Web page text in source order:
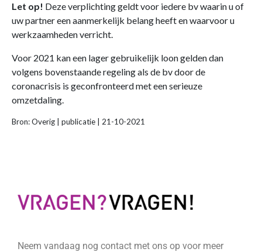
Let op! Deze verplichting geldt voor iedere bv waarin u of
uw partner een aanmerkelijk belang heeft en waarvoor u
werkzaamheden verricht.
Voor 2021 kan een lager gebruikelijk loon gelden dan
volgens bovenstaande regeling als de bv door de
coronacrisis is geconfronteerd met een serieuze
omzetdaling.
Bron: Overig | publicatie | 21-10-2021
Neem vandaag nog contact met ons op voor meer